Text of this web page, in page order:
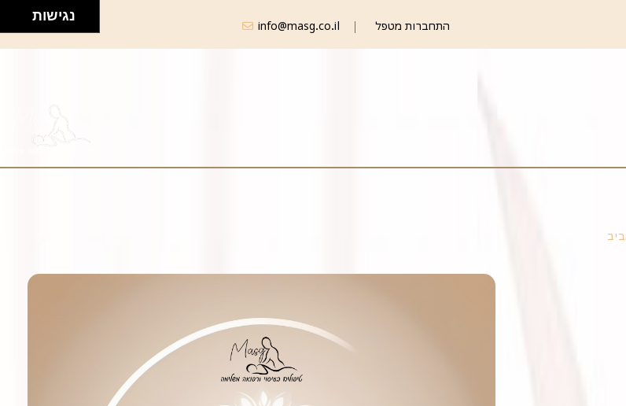
info@masg.co.il התחברות מטפל
נגישות